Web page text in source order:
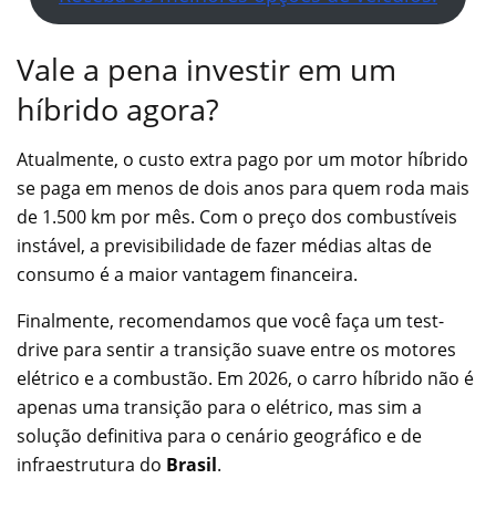
Vale a pena investir em um
híbrido agora?
Atualmente, o custo extra pago por um motor híbrido
se paga em menos de dois anos para quem roda mais
de 1.500 km por mês. Com o preço dos combustíveis
instável, a previsibilidade de fazer médias altas de
consumo é a maior vantagem financeira.
Finalmente, recomendamos que você faça um test-
drive para sentir a transição suave entre os motores
elétrico e a combustão. Em 2026, o carro híbrido não é
apenas uma transição para o elétrico, mas sim a
solução definitiva para o cenário geográfico e de
infraestrutura do Brasil.